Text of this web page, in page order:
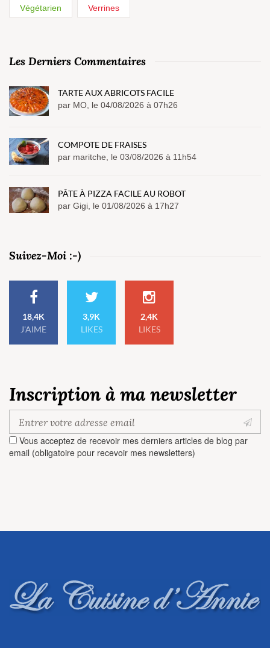
Végétarien Verrines
Les Derniers Commentaires
TARTE AUX ABRICOTS FACILE
par MO, le 04/08/2026 à 07h26
COMPOTE DE FRAISES
par maritche, le 03/08/2026 à 11h54
PÂTE À PIZZA FACILE AU ROBOT
par Gigi, le 01/08/2026 à 17h27
Suivez-Moi :-)
18,4K
J'AIME
3,9K
LIKES
2,4K
LIKES
Inscription à ma newsletter
Vous acceptez de recevoir mes derniers articles de blog par
email (obligatoire pour recevoir mes newsletters)